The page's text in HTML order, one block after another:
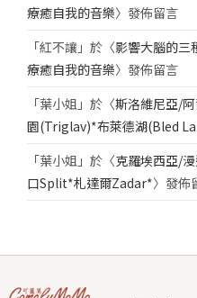
療癒自我的音樂〉發佈留言
「紅不讓 」於〈影響大腦的
療癒自我的音樂〉發佈留言
「葉小姐 」於〈斯洛維尼亞/
園(Triglav)*布萊德湖(Bled
「葉小姐 」於〈克羅埃西亞/
口Split*札達爾Zadar*〉發佈